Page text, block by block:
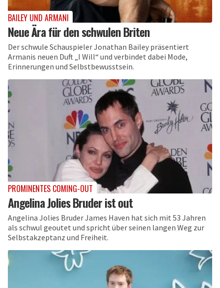
BAILEY UND ARMANI
Neue Ära für den schwulen Briten
Der schwule Schauspieler Jonathan Bailey präsentiert
Armanis neuen Duft „I Will“ und verbindet dabei Mode,
Erinnerungen und Selbstbewusstsein.
PROMINENTES COMING-OUT
Angelina Jolies Bruder ist out
Angelina Jolies Bruder James Haven hat sich mit 53 Jahren
als schwul geoutet und spricht über seinen langen Weg zur
Selbstakzeptanz und Freiheit.